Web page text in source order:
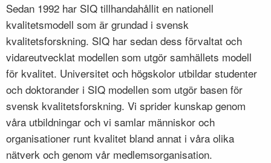
Sedan 1992 har SIQ tillhandahållit en nationell
kvalitetsmodell som är grundad i svensk
kvalitetsforskning. SIQ har sedan dess förvaltat och
vidareutvecklat modellen som utgör samhällets modell
för kvalitet. Universitet och högskolor utbildar studenter
och doktorander i SIQ modellen som utgör basen för
svensk kvalitetsforskning. Vi sprider kunskap genom
våra utbildningar och vi samlar människor och
organisationer runt kvalitet bland annat i våra olika
nätverk och genom vår medlemsorganisation.